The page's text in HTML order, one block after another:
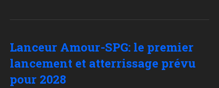
Lanceur Amour-SPG: le premier
lancement et atterrissage prévu
pour 2028